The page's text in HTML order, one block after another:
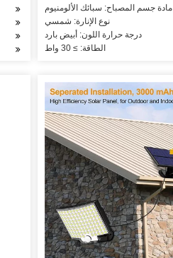
مادة جسم المصباح: سبائك الألومنيوم
نوع الإنارة: شمسي
درجة حرارة اللون: أبيض بارد
الطاقة: ≥ 30 واط